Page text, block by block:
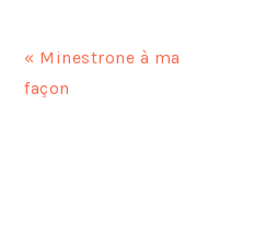
A
r
« Minestrone à ma
façon